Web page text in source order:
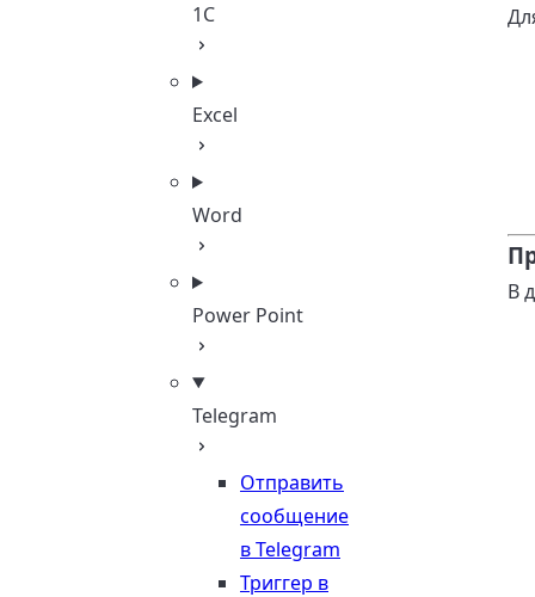
1С
Excel
Word
Power Point
Telegram
Отправить
сообщение
в Telegram
Триггер в
В